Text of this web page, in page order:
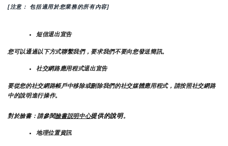
[注意： 包括適用於您業務的所有內容]
短信退出宣告
您可以通過以下方式聯繫我們，要求我們不要向您發送簡訊。
社交網路應用程式退出宣告
要從您的社交網路帳戶中移除或刪除我們的社交媒體應用程式，請按照社交網路
中的說明進行操作。
對於臉書：請參閱臉書説明中心提供的說明。
地理位置資訊